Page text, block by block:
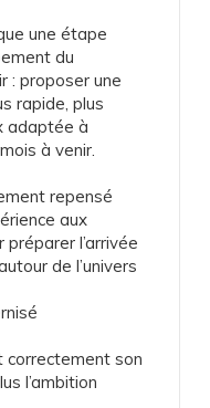
une étape
du
: proposer une
rapide, plus
adaptée à
à venir.
repensé
aux
l’arrivée
de l’univers
correctement son
l’ambition